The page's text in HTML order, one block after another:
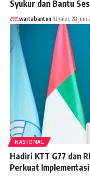
Syukur dan Bantu
wartabanten Rabu, 28 Juni
NASIONAL
Hadiri KTT G77 dan
Perkuat